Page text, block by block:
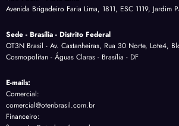
Avenida Brigadeiro Faria Lima, 1811, ESC 1119, Jardim
Sede - Brasília - Distrito Federal
OT3N Brasil - Av. Castanheiras, Rua 30 Norte, Lote4,
Cosmopolitan - Águas Claras - Brasília - DF
E-mails:
Comercial:
comercial@otenbrasil.com.br
Financeiro: